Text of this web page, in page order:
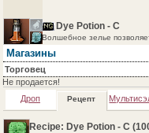
Dye Potion - C
Волшебное зелье
Магазины
Торговец
Не продается!
Дроп
Рецепт
Recipe: Dye Potion - C